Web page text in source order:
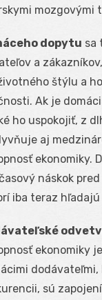
mozgovými
dopytu sa
a
štýlu a
Ak je
ho uspokojiť, z
aj
ekonomiky.
náskok
iba teraz hľadajú
ekonomiky
dodávateľmi,
sú